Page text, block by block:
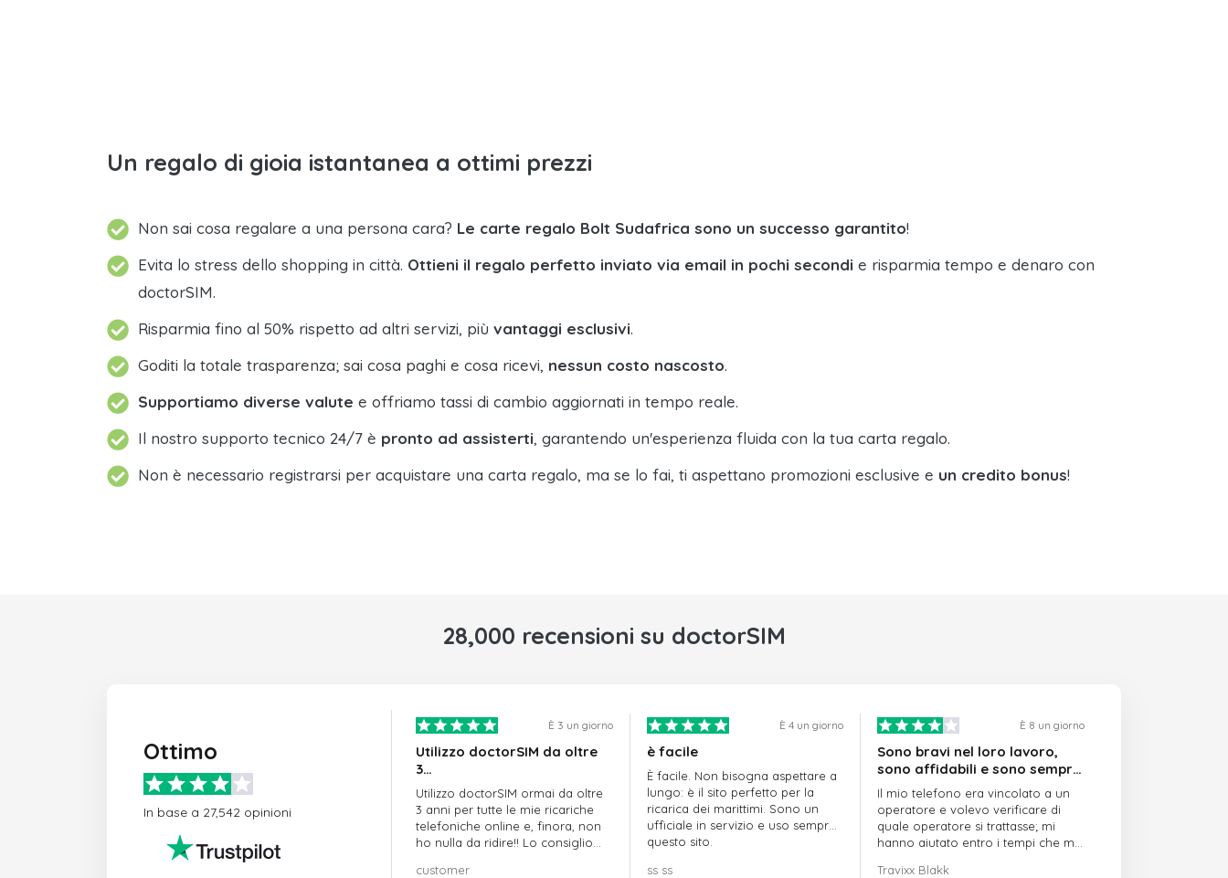
Un regalo di gioia istantanea a ottimi prezzi
Non sai cosa regalare a una persona cara? Le carte regalo Bolt Sudafrica sono un successo garantito!
Evita lo stress dello shopping in città. Ottieni il regalo perfetto inviato via email in pochi secondi e risparmia tempo e denaro con
doctorSIM.
Risparmia fino al 50% rispetto ad altri servizi, più vantaggi esclusivi.
Goditi la totale trasparenza; sai cosa paghi e cosa ricevi, nessun costo nascosto.
Supportiamo diverse valute e offriamo tassi di cambio aggiornati in tempo reale.
Il nostro supporto tecnico 24/7 è pronto ad assisterti, garantendo un'esperienza fluida con la tua carta regalo.
Non è necessario registrarsi per acquistare una carta regalo, ma se lo fai, ti aspettano promozioni esclusive e un credito bonus!
28,000 recensioni su doctorSIM
Ottimo
In base a 27,542 opinioni
È 3 un giorno
Utilizzo doctorSIM da oltre
3…
Utilizzo doctorSIM ormai da oltre
3 anni per tutte le mie ricariche
telefoniche online e, finora, non
ho nulla da ridire!! Lo consiglio
customer
È 4 un giorno
è facile
È facile. Non bisogna aspettare a
lungo: è il sito perfetto per la
ricarica dei marittimi. Sono un
ufficiale in servizio e uso sempre
questo sito.
ss ss
È 8 un giorno
Sono bravi nel loro lavoro,
sono affidabili e sono sempre
puntuali
Il mio telefono era vincolato a un
operatore e volevo verificare di
quale operatore si trattasse; mi
hanno aiutato entro i tempi che mi
Travixx Blakk